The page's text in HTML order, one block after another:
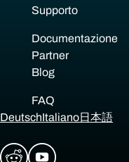
Supporto
Documentazione
Partner
Blog
FAQ
DeutschItaliano日本語